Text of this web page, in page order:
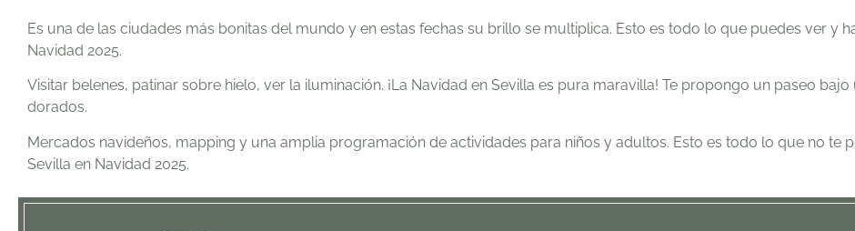
Es una de las ciudades más bonitas del mundo y en estas fechas su brillo se multiplica. Esto es todo lo que puedes ver y
Navidad 2025.
Visitar belenes, patinar sobre hielo, ver la iluminación. ¡La Navidad en Sevilla es pura maravilla! Te propongo un paseo bajo
dorados.
Mercados navideños, mapping y una amplia programación de actividades para niños y adultos. Esto es todo lo que no te
Sevilla en Navidad 2025.